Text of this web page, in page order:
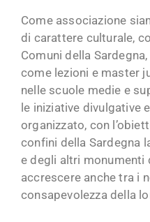
Come associazione
di carattere culturale,
Comuni della
come lezioni e master
nelle scuole medie e
le iniziative divulgative
organizzato, con
confini della Sardegna
e degli altri monumenti
accrescere anche tra i
consapevolezza della